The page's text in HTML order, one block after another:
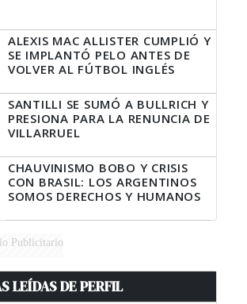
ALEXIS MAC ALLISTER CUMPLIÓ Y
SE IMPLANTÓ PELO ANTES DE
VOLVER AL FÚTBOL INGLÉS
SANTILLI SE SUMÓ A BULLRICH Y
PRESIONA PARA LA RENUNCIA DE
VILLARRUEL
CHAUVINISMO BOBO Y CRISIS
CON BRASIL: LOS ARGENTINOS
SOMOS DERECHOS Y HUMANOS
Publicitario
LEÍDAS DE PERFIL